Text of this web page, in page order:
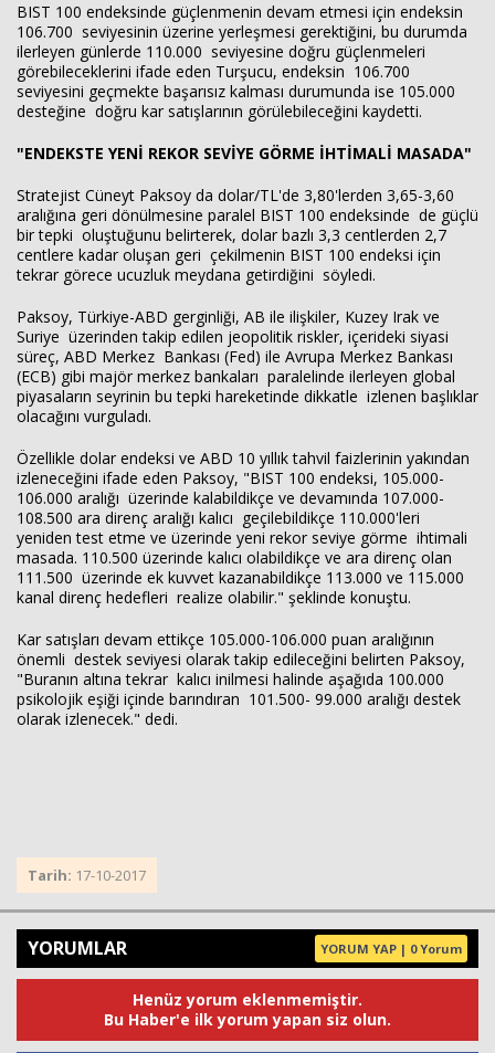
BIST 100 endeksinde güçlenmenin devam etmesi için endeksin
106.700 seviyesinin üzerine yerleşmesi gerektiğini, bu durumda
ilerleyen günlerde 110.000 seviyesine doğru güçlenmeleri
görebileceklerini ifade eden Turşucu, endeksin 106.700
seviyesini geçmekte başarısız kalması durumunda ise 105.000
desteğine doğru kar satışlarının görülebileceğini kaydetti.
"ENDEKSTE YENİ REKOR SEVİYE GÖRME İHTİMALİ MASADA"
Stratejist Cüneyt Paksoy da dolar/TL'de 3,80'lerden 3,65-3,60
aralığına geri dönülmesine paralel BIST 100 endeksinde de güçlü
bir tepki oluştuğunu belirterek, dolar bazlı 3,3 centlerden 2,7
centlere kadar oluşan geri çekilmenin BIST 100 endeksi için
tekrar görece ucuzluk meydana getirdiğini söyledi.
Paksoy, Türkiye-ABD gerginliği, AB ile ilişkiler, Kuzey Irak ve
Suriye üzerinden takip edilen jeopolitik riskler, içerideki siyasi
süreç, ABD Merkez Bankası (Fed) ile Avrupa Merkez Bankası
(ECB) gibi majör merkez bankaları paralelinde ilerleyen global
piyasaların seyrinin bu tepki hareketinde dikkatle izlenen başlıklar
olacağını vurguladı.
Özellikle dolar endeksi ve ABD 10 yıllık tahvil faizlerinin yakından
izleneceğini ifade eden Paksoy, "BIST 100 endeksi, 105.000-
106.000 aralığı üzerinde kalabildikçe ve devamında 107.000-
108.500 ara direnç aralığı kalıcı geçilebildikçe 110.000'leri
yeniden test etme ve üzerinde yeni rekor seviye görme ihtimali
masada. 110.500 üzerinde kalıcı olabildikçe ve ara direnç olan
111.500 üzerinde ek kuvvet kazanabildikçe 113.000 ve 115.000
kanal direnç hedefleri realize olabilir." şeklinde konuştu.
Kar satışları devam ettikçe 105.000-106.000 puan aralığının
önemli destek seviyesi olarak takip edileceğini belirten Paksoy,
"Buranın altına tekrar kalıcı inilmesi halinde aşağıda 100.000
psikolojik eşiği içinde barındıran 101.500- 99.000 aralığı destek
olarak izlenecek." dedi.
Tarih: 17-10-2017
YORUMLAR YORUM YAP | 0 Yorum
Henüz yorum eklenmemiştir.
Bu Haber'e ilk yorum yapan siz olun.